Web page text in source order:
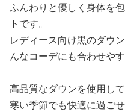
ふんわりと優しく身体を
トです。
レディース向け黒のダウ
んなコーデにも合わせや
高品質なダウンを使用し
寒い季節でも快適に過ごせ